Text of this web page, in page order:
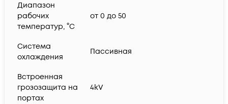
Диапазон
рабочих
температур, °C
от 0 до 50
Система
охлаждения
Пассивная
Встроенная
грозозащита на
портах
4kV